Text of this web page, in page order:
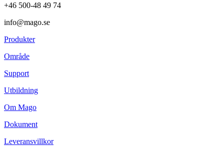
+46 500-48 49 74
info@mago.se
Produkter
Område
Support
Utbildning
Om Mago
Dokument
Leveransvillkor